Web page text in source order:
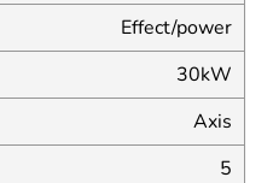
Effect/power
30kW
Axis
5